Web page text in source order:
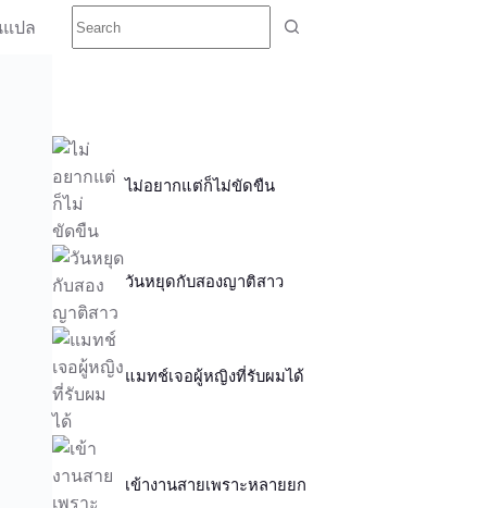
แปล
ไม่อยากแต่ก็ไม่ขัดขืน
วันหยุดกับสองญาติสาว
แมทช์เจอผู้หญิงที่รับผมได้
เข้างานสายเพราะหลายยก